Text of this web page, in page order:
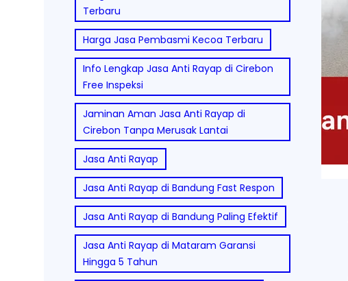
Terbaru
Harga Jasa Pembasmi Kecoa Terbaru
Info Lengkap Jasa Anti Rayap di Cirebon
Free Inspeksi
Jaminan Aman Jasa Anti Rayap di
Cirebon Tanpa Merusak Lantai
Jasa Anti Rayap
Jasa Anti Rayap di Bandung Fast Respon
Jasa Anti Rayap di Bandung Paling Efektif
Jasa Anti Rayap di Mataram Garansi
Hingga 5 Tahun